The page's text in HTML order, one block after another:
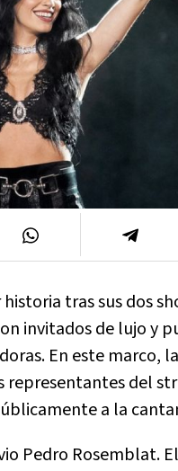
tras sus dos
invitados de lujo y
En este marco,
representantes del
a la
Pedro Rosemblat.